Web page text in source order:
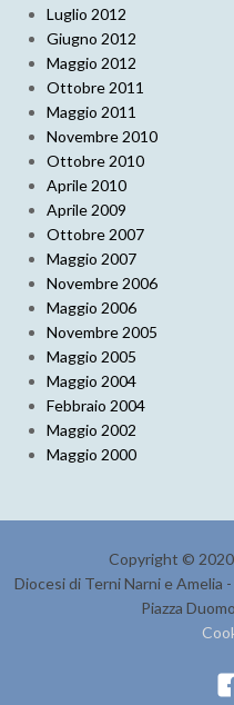
Luglio 2012
Giugno 2012
Maggio 2012
Ottobre 2011
Maggio 2011
Novembre 2010
Ottobre 2010
Aprile 2010
Aprile 2009
Ottobre 2007
Maggio 2007
Novembre 2006
Maggio 2006
Novembre 2005
Maggio 2005
Maggio 2004
Febbraio 2004
Maggio 2002
Maggio 2000
Copyright ©
Diocesi di Terni Narni e Amelia
Piazza